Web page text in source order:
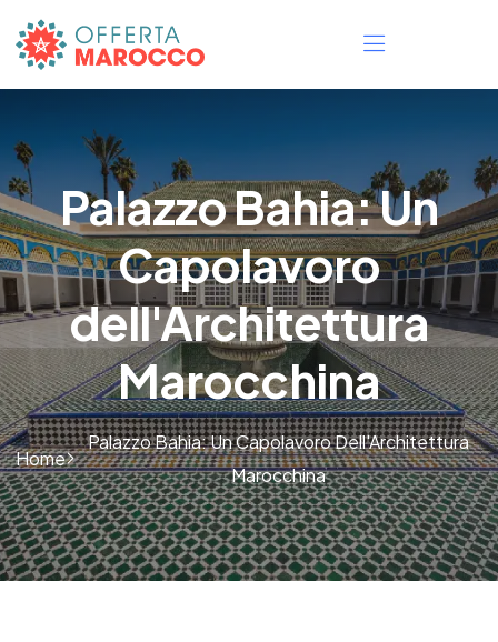
Palazzo Bahia: Un
Capolavoro
dell'Architettura
Marocchina
Home
Palazzo Bahia: Un Capolavoro Dell'Architettura
Marocchina